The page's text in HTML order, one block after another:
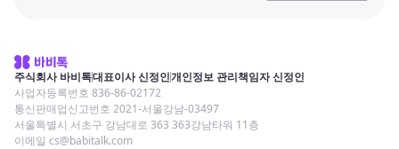
주식회사 바비톡대표이사 신정인개인정보 관리책임자 신정인
사업자등록번호 836-86-02172
통신판매업신고번호 2021-서울강남-03497
서울특별시 서초구 강남대로 363 363강남타워 11층
이메일 cs@babitalk.com